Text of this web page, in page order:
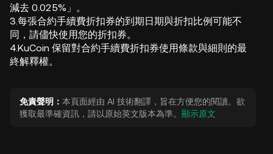
減去 0.025%」。
3.每張合約手續費折扣券的到期日期與折扣比例可能不
同，請儘快使用您的折扣券。
4.KuCoin 保留對合約手續費折扣券使用條款與細則的最
終解釋權。
免責聲明： 本頁面經由 AI 技術翻譯，旨在方便您的閱讀。欲
獲取最準確資訊，請以原始英文版本為準。 顯示原文